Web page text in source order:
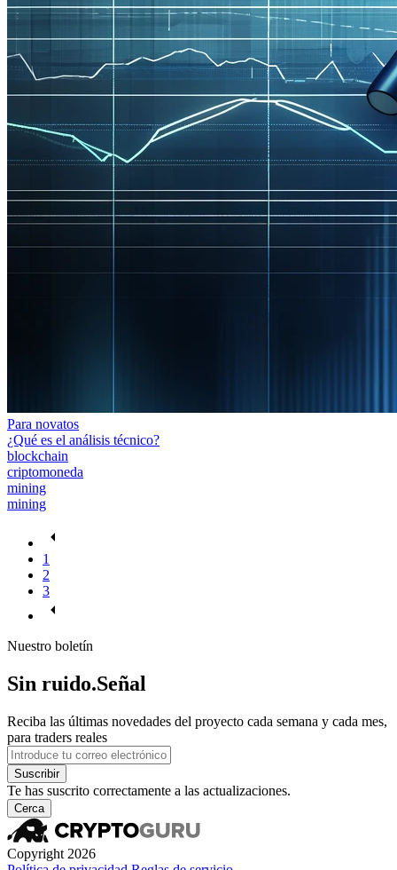
Para novatos
¿Qué es el análisis técnico?
blockchain
criptomoneda
mining
mining
1
2
3
Nuestro boletín
Sin ruido.Señal
Reciba las últimas novedades del proyecto cada semana y cada mes,
para traders reales
Suscribir
Te has suscrito correctamente a las actualizaciones.
Cerca
Copyright 2026